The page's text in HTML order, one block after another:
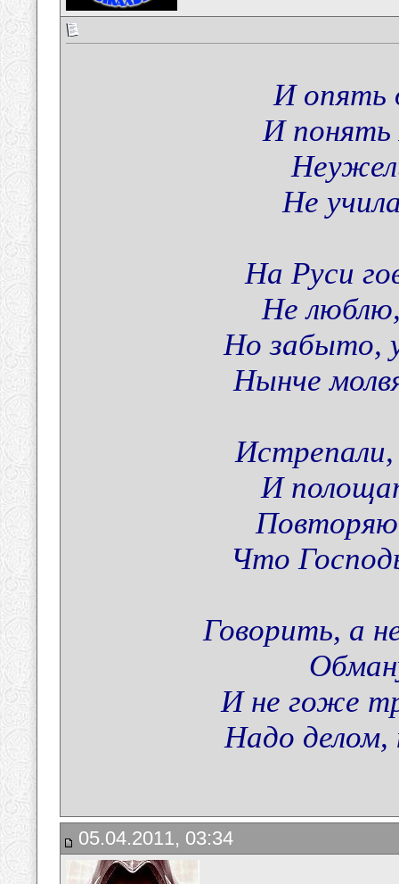
И опять
И понять
Не
На Руси
Не
Но забыто,
Нынче
Истрепали,
И
Повторяю
Что
Говорить, а
И не гоже
Надо делом,
05.04.2011, 03:34